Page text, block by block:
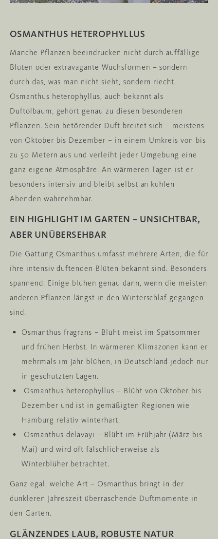
OSMANTHUS HETEROPHYLLUS
Manche Pflanzen beeindrucken nicht durch auffällige
Blüten oder extravagante Wuchsformen – sondern
durch das, was man nicht sieht, sondern riecht.
Osmanthus heterophyllus, auch bekannt als
Duftölbaum, gehört genau zu diesen besonderen
Pflanzen. Sein betörender Duft breitet sich – meistens
von Oktober bis Dezember – in einem Umkreis von bis
zu 50 Metern aus und verleiht jeder Umgebung eine
ganz eigene Atmosphäre. An wärmeren Tagen ist er
besonders intensiv und bleibt selbst an kühlen
Abenden wahrnehmbar.
EIN HIGHLIGHT IM GARTEN – UNSICHTBAR,
ABER UNÜBERSEHBAR
Die Gattung Osmanthus umfasst mehrere Arten, die für
ihre intensiv duftenden Blüten bekannt sind. Besonders
spannend: Einige blühen genau dann, wenn die meisten
anderen Pflanzen längst in den Winterschlaf gegangen
sind.
Osmanthus fragrans – Blüht meist im Spätsommer
und frühen Herbst. In wärmeren Klimazonen kann er
mehrmals im Jahr blühen, in Deutschland jedoch nur
in geschützten Lagen.
Osmanthus heterophyllus – Blüht von Oktober bis
Dezember und ist in gemäßigten Regionen wie
Hamburg relativ winterhart.
Osmanthus delavayi – Blüht im Frühjahr (März bis
Mai) und wird oft fälschlicherweise als
Winterblüher betrachtet.
Ganz egal, welche Art – Osmanthus bringt in der
dunkleren Jahreszeit überraschende Duftmomente in
den Garten.
GLÄNZENDES LAUB, ROBUSTE NATUR